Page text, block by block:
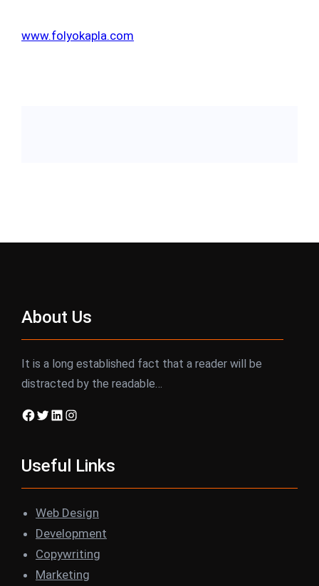
www.folyokapla.com
About Us
It is a long established fact that a reader will be
distracted by the readable…
Facebook Twitter LinkedIn Instagram
Useful Links
Web Design
Development
Copywriting
Marketing